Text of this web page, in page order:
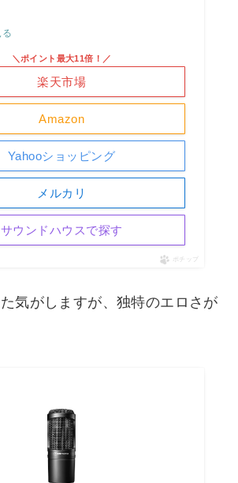
Amazon
＼ポイント最大11倍！／
楽天市場
Yahooショッピング
メルカリ
サウンドハウスで探す
ポチップ
気がしますが、独特のエロさが